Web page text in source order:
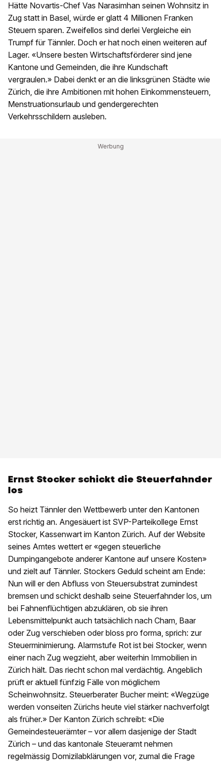
Hätte Novartis-Chef Vas Narasimhan seinen Wohnsitz in
Zug statt in Basel, würde er glatt 4 Millionen Franken
Steuern sparen. Zweifellos sind derlei Vergleiche ein
Trumpf für Tännler. Doch er hat noch einen weiteren auf
Lager. «Unsere besten Wirtschaftsförderer sind jene
Kantone und Gemeinden, die ihre Kundschaft
vergraulen.» Dabei denkt er an die linksgrünen Städte wie
Zürich, die ihre Ambitionen mit hohen Einkommensteuern,
Menstruationsurlaub und gendergerechten
Verkehrsschildern ausleben.
Ernst Stocker schickt die Steuerfahnder
los
So heizt Tännler den Wettbewerb unter den Kantonen
erst richtig an. Angesäuert ist SVP-Parteikollege Ernst
Stocker, Kassenwart im Kanton Zürich. Auf der Website
seines Amtes wettert er «gegen steuerliche
Dumpingangebote anderer Kantone auf unsere Kosten»
und zielt auf Tännler. Stockers Geduld scheint am Ende:
Nun will er den Abfluss von Steuersubstrat zumindest
bremsen und schickt deshalb seine Steuerfahnder los, um
bei Fahnenflüchtigen abzuklären, ob sie ihren
Lebensmittelpunkt auch tatsächlich nach Cham, Baar
oder Zug verschieben oder bloss pro forma, sprich: zur
Steuerminimierung. Alarmstufe Rot ist bei Stocker, wenn
einer nach Zug wegzieht, aber weiterhin Immobilien in
Zürich hält. Das riecht schon mal verdächtig. Angeblich
prüft er aktuell fünfzig Fälle von möglichem
Scheinwohnsitz. Steuerberater Bucher meint: «Wegzüge
werden vonseiten Zürichs heute viel stärker nachverfolgt
als früher.» Der Kanton Zürich schreibt: «Die
Gemeindesteuerämter – vor allem dasjenige der Stadt
Zürich – und das kantonale Steueramt nehmen
regelmässig Domizilabklärungen vor, zumal die Frage